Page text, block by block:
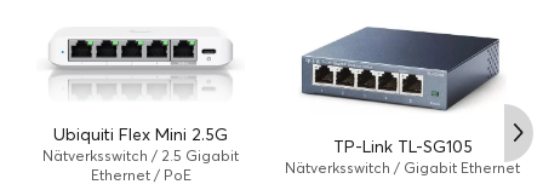
Ubiquiti Flex Mini 2.5G
Nätverksswitch / 2.5 Gigabit
Ethernet / PoE
TP-Link TL-SG105
Nätverksswitch / Gigabit Ethernet